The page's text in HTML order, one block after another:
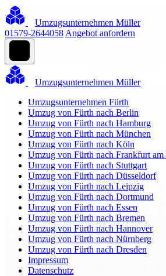
Umzugsunternehmen Müller
01579-2644058 Angebot anfordern
Umzugsunternehmen Müller
Umzugsunternehmen Fürth
Umzug von Fürth nach Berlin
Umzug von Fürth nach Hamburg
Umzug von Fürth nach München
Umzug von Fürth nach Köln
Umzug von Fürth nach Frankfurt am
Umzug von Fürth nach Stuttgart
Umzug von Fürth nach Düsseldorf
Umzug von Fürth nach Leipzig
Umzug von Fürth nach Dortmund
Umzug von Fürth nach Essen
Umzug von Fürth nach Bremen
Umzug von Fürth nach Hannover
Umzug von Fürth nach Nürnberg
Umzug von Fürth nach Dresden
Impressum
Datenschutz